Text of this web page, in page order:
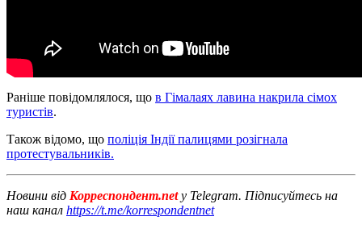
Раніше повідомлялося, що в Гімалаях лавина накрила сімох
туристів.
Також відомо, що поліція Індії палицями розігнала
протестувальників.
Новини від Корреспондент.net у Telegram. Підписуйтесь на
наш канал https://t.me/korrespondentnet